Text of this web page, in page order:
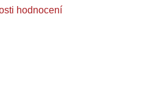
hodnocení